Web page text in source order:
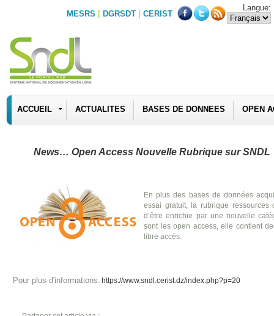
MESRS | DGRSDT | CERIST
Langue:
ACCUEIL ACTUALITES BASES DE DONNEES OPEN
News… Open Access Nouvelle Rubrique sur SNDL
En plus des bases de données
essai gratuit, la rubrique ressources
d’être enrichie par une nouvelle
sont les open access, elle contient
libre accès.
Pour plus d'informations: https://www.sndl.cerist.dz/index.php?p=20